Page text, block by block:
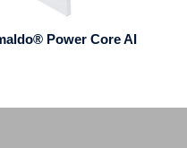
Power Core AI